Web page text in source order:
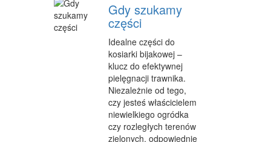
PRODUKCJA
INFORMATYCZNE
RESTAURACJE, CATERING
FOTOGRAFIA
ADWOKACI, PORADY PRAWNE
SPRZĄTANIE, PORZĄDKOWANIE
Gdy szukamy
części
Idealne części do
kosiarki bijakowej –
klucz do efektywnej
pielęgnacji trawnika.
Niezależnie od tego,
czy jesteś właścicielem
niewielkiego ogródka
czy rozległych terenów
zielonych, odpowiednie